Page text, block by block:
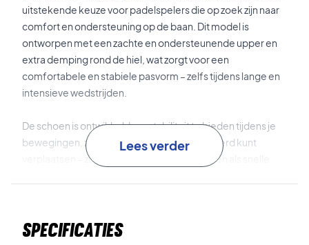
uitstekende keuze voor padelspelers die op zoek zijn naar
comfort en ondersteuning op de baan. Dit model is
ontworpen met een zachte en ondersteunende upper en
extra demping rond de hiel, wat zorgt voor een
comfortabele en stabiele pasvorm – zelfs tijdens lange en
intensieve wedstrijden.
De schoen is ontwikkeld om stabiliteit te bieden tijdens je
bewegingen, zodat je je veilig en gecontroleerd kunt
verplaatsen – zowel bij zijwaartse bewegingen als snelle
en controle biedt.
Lees verder
Specificaties